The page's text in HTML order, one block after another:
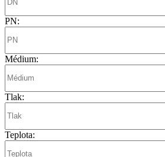
PN:
Médium:
Tlak:
Teplota: